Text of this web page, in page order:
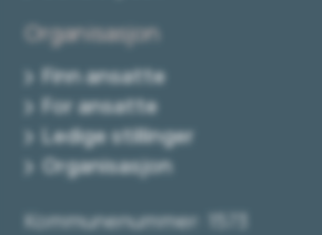
Organisasjon
Finn ansatte
For ansatte
Ledige stillinger
Organisasjon
Kommunenummer: 1573